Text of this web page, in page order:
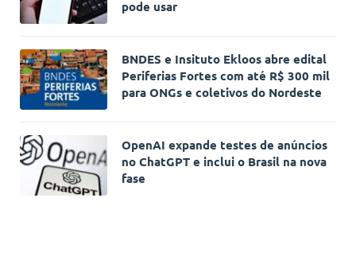
pode usar
BNDES e Insituto Ekloos abre edital
Periferias Fortes com até R$ 300 mil
para ONGs e coletivos do Nordeste
OpenAI expande testes de anúncios
no ChatGPT e inclui o Brasil na nova
fase